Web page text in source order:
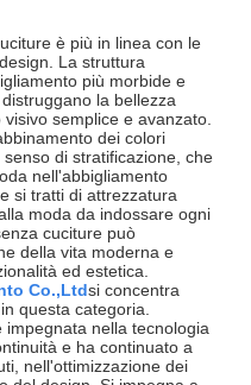
è più in linea con le
La struttura
più morbide e
la bellezza
semplice e avanzato.
dei colori
di stratificazione, che
nell'abbigliamento
si tratti di attrezzatura
moda da indossare ogni
cuciture può
della vita moderna e
ed estetica.
Co.,Ltdsi concentra
questa categoria.
nella tecnologia
e ha continuato a
nell'ottimizzazione dei